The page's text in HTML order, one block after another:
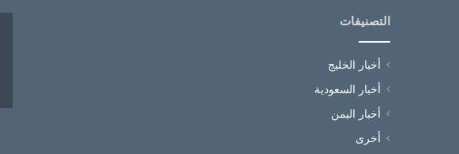
التصنيفات
أخبار الخليج
أخبار السعودية
أخبار اليمن
أخرى